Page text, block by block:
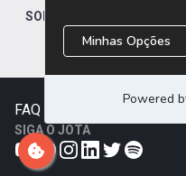
SOBRE O JOTA
FAQ
SIGA O JOTA